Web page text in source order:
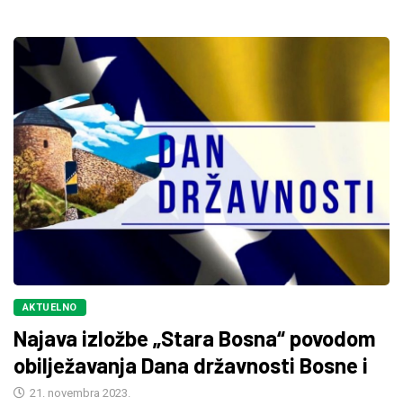
AKTUELNO
Najava izložbe „Stara Bosna“ povodom
obilježavanja Dana državnosti Bosne i
21. novembra 2023.